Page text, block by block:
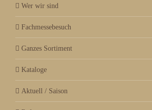
Wer wir sind
Fachmessebesuch
Ganzes Sortiment
Kataloge
Aktuell / Saison